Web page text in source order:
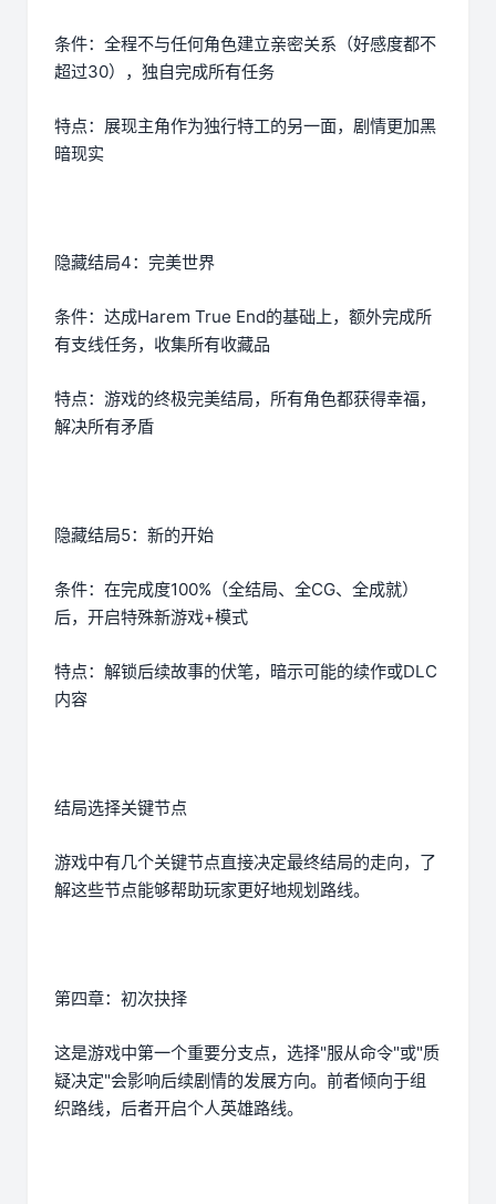
条件：全程不与任何角色建立亲密关系（好感度都不
超过30），独自完成所有任务
特点：展现主角作为独行特工的另一面，剧情更加黑
暗现实
隐藏结局4：完美世界
条件：达成Harem True End的基础上，额外完成所
有支线任务，收集所有收藏品
特点：游戏的终极完美结局，所有角色都获得幸福，
解决所有矛盾
隐藏结局5：新的开始
条件：在完成度100%（全结局、全CG、全成就）
后，开启特殊新游戏+模式
特点：解锁后续故事的伏笔，暗示可能的续作或DLC
内容
结局选择关键节点
游戏中有几个关键节点直接决定最终结局的走向，了
解这些节点能够帮助玩家更好地规划路线。
第四章：初次抉择
这是游戏中第一个重要分支点，选择"服从命令"或"质
疑决定"会影响后续剧情的发展方向。前者倾向于组
织路线，后者开启个人英雄路线。